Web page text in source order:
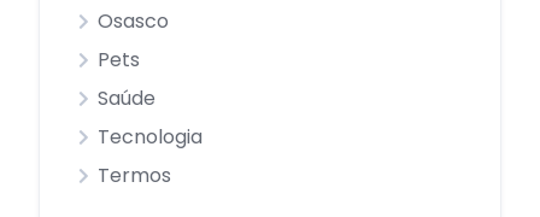
Osasco
Pets
Saúde
Tecnologia
Termos